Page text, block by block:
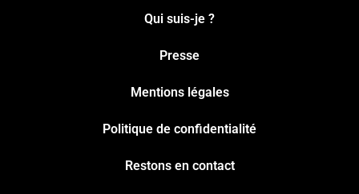
Qui suis-je ?
Presse
Mentions légales
Politique de confidentialité
Restons en contact